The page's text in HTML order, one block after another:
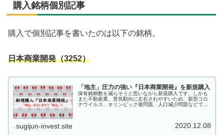
購入銘柄個別記事
購入で個別記事を書いたのは以下の銘柄。
日本商業開発（3252）
「地主」圧力の強い『日本商業開発』を新規購入
保有銘柄数を減らそうと思いながら新規購入です。しかも
また不動産業。景気動向に左右されやすいため、新型コロ
ナウイルス、オリンピック後問題、人口減少問題などで先
sugijun-invest.site 2020.12.08